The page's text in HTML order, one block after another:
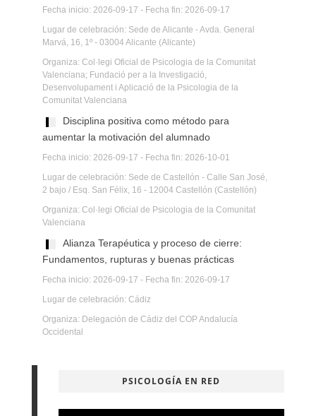
PSICOLOGÍA EN RED